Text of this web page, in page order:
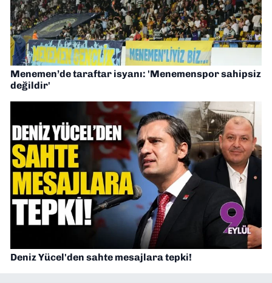
Menemen’de taraftar isyanı: 'Menemenspor sahipsiz
değildir'
Deniz Yücel'den sahte mesajlara tepki!